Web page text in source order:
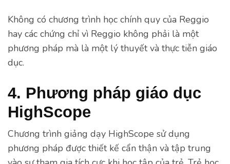
Không có chương trình học chính quy của Reggio
hay các chứng chỉ vì Reggio không phải là một
phương pháp mà là một lý thuyết và thực tiễn giáo
dục.
4. Phương pháp giáo dục
HighScope
Chương trình giảng dạy HighScope sử dụng
phương pháp được thiết kế cẩn thận và tập trung